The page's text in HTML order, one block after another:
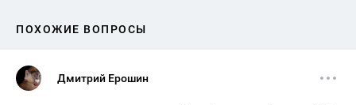
ПОХОЖИЕ ВОПРОСЫ
Дмитрий Ерошин